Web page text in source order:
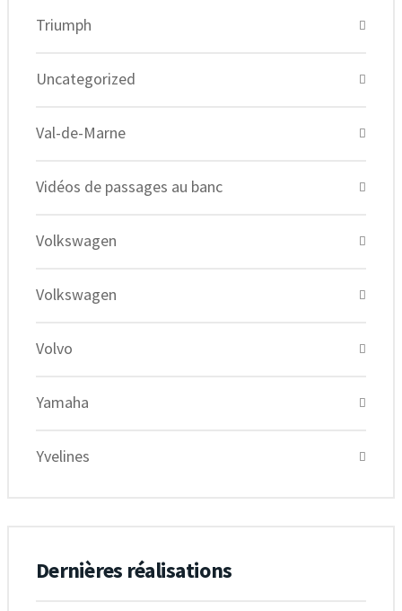
Triumph
Uncategorized
Val-de-Marne
Vidéos de passages au banc
Volkswagen
Volkswagen
Volvo
Yamaha
Yvelines
Dernières réalisations